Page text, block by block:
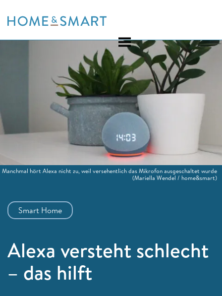
to
Smart Home
Alexa versteht schlecht
– das hilft
Manchmal hört Alexa nicht zu, weil versehentlich das Mikrofon ausgeschaltet wurde
(Mariella Wendel / home&smart)